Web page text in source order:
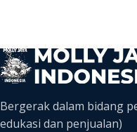
Bergerak dalam bidang
edukasi dan penjualan)